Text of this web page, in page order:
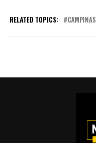
RELATED TOPICS: CAMPINAS